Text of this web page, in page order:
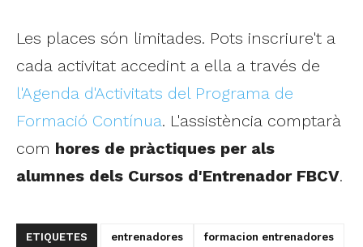
Les places són limitades. Pots inscriure't a
cada activitat accedint a ella a través de
l'Agenda d'Activitats del Programa de
Formació Contínua. L'assistència comptarà
com hores de pràctiques per als
alumnes dels Cursos d'Entrenador FBCV.
ETIQUETES entrenadores formacion entrenadores